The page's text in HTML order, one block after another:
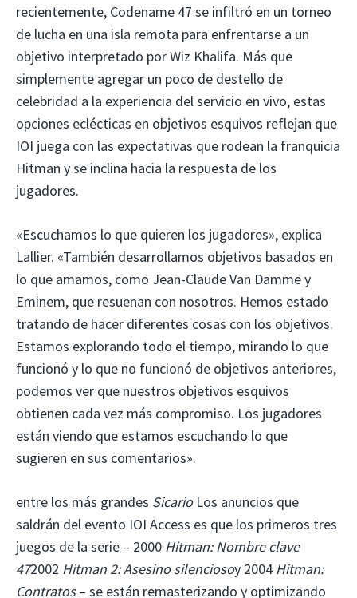
recientemente, Codename 47 se infiltró en un torneo
de lucha en una isla remota para enfrentarse a un
objetivo interpretado por Wiz Khalifa. Más que
simplemente agregar un poco de destello de
celebridad a la experiencia del servicio en vivo, estas
opciones eclécticas en objetivos esquivos reflejan que
IOI juega con las expectativas que rodean la franquicia
Hitman y se inclina hacia la respuesta de los
jugadores.
«Escuchamos lo que quieren los jugadores», explica
Lallier. «También desarrollamos objetivos basados ​​en
lo que amamos, como Jean-Claude Van Damme y
Eminem, que resuenan con nosotros. Hemos estado
tratando de hacer diferentes cosas con los objetivos.
Estamos explorando todo el tiempo, mirando lo que
funcionó y lo que no funcionó de objetivos anteriores,
podemos ver que nuestros objetivos esquivos
obtienen cada vez más compromiso. Los jugadores
están viendo que estamos escuchando lo que
sugieren en sus comentarios».
entre los más grandes SicarioLos anuncios que
saldrán del evento IOI Access es que los primeros tres
juegos de la serie – 2000 Hitman: Nombre clave
472002 Hitman 2: Asesino silenciosoy 2004 Hitman:
Contratos– se están remasterizando y optimizando